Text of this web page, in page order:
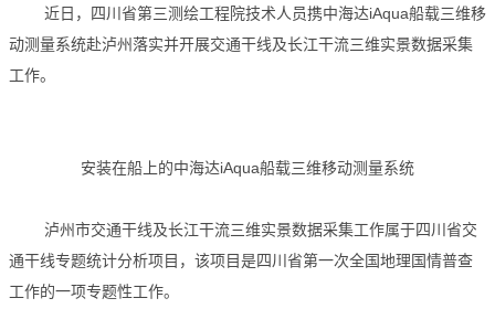
近日，四川省第三测绘工程院技术人员携中海达iAqua船载三维移
动测量系统赴泸州落实并开展交通干线及长江干流三维实景数据采集
工作。
安装在船上的中海达iAqua船载三维移动测量系统
泸州市交通干线及长江干流三维实景数据采集工作属于四川省交
通干线专题统计分析项目，该项目是四川省第一次全国地理国情普查
工作的一项专题性工作。